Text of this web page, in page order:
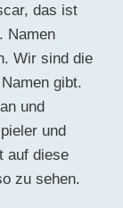
das ist
Namen
Wir sind die
gibt.
und
und
auf diese
zu sehen.